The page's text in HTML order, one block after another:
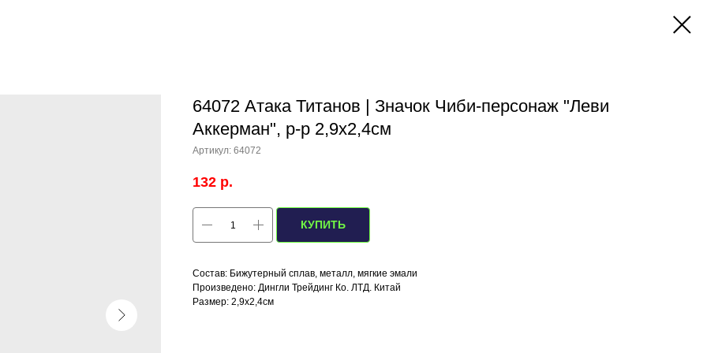
64072 Атака Титанов | Значок Чиби-персонаж "Леви
Аккерман", р-р 2,9х2,4см
Артикул: 64072
132 р.
КУПИТЬ
Состав: Бижутерный сплав, металл, мягкие эмали
Произведено: Дингли Трейдинг Ко. ЛТД. Китай
Размер: 2,9х2,4см